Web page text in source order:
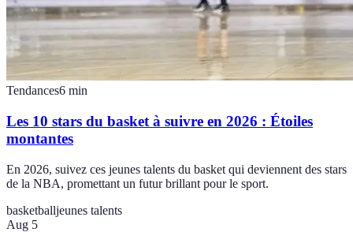
Tendances6 min
Les 10 stars du basket à suivre en 2026 : Étoiles
montantes
En 2026, suivez ces jeunes talents du basket qui deviennent des stars
de la NBA, promettant un futur brillant pour le sport.
basketballjeunes talents
Aug 5